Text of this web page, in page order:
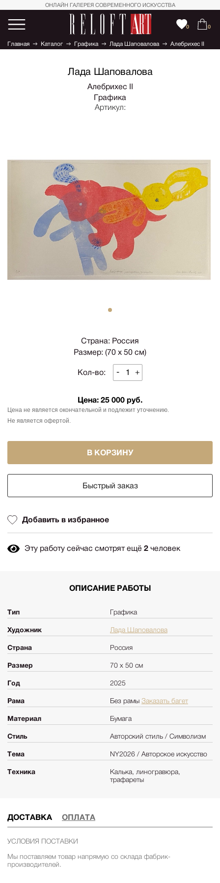
ОНЛАЙН ГАЛЕРЕЯ СОВРЕМЕННОГО ИСКУССТВА
0 0
Главная Каталог Графика Лада Шаповалова Алебрихес II
ОПИСАНИЕ РАБОТЫ
Тип Графика
Художник Лада Шаповалова
Страна Россия
Размер 70 х 50 см
Год 2025
Рама Без рамы Заказать багет
Материал Бумага
Стиль Авторский стиль / Символизм
Тема NY2026 / Авторское искусство
Техника
Калька, линогравюра,
трафареты
ДОСТАВКА ОПЛАТА
УСЛОВИЯ ПОСТАВКИ
Мы поставляем товар напрямую со склада фабрик-
производителей.
Лада Шаповалова
Алебрихес II
Графика
Артикул:
Страна: Россия
Размер: (70 х 50 см)
Кол-во: - +
Цена: 25 000 руб.
Цена не является окончательной и подлежит уточнению.
Не является офертой.
В КОРЗИНУ
Быстрый заказ
Добавить в избранное
Эту работу сейчас смотрят ещё 2 человек